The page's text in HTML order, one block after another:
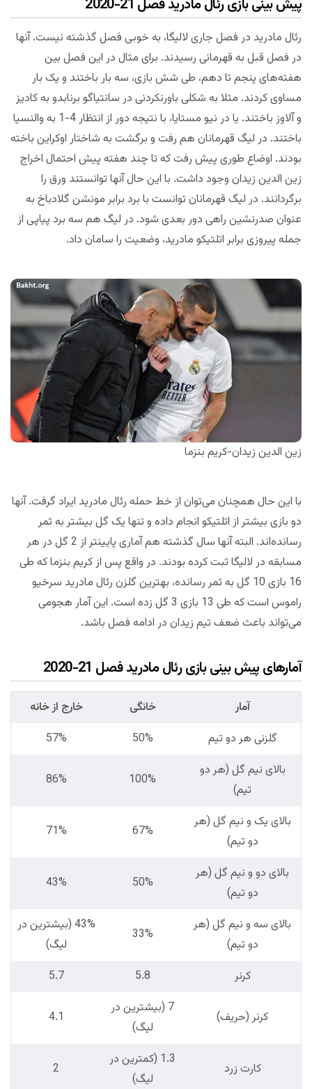
پیش بینی بازی رئال مادرید فصل 21-2020
رئال مادرید در فصل جاری لالیگا، به خوبی فصل گذشته نیست. آنها
در فصل قبل به قهرمانی رسیدند. برای مثال در این فصل بین
هفته‌های پنجم تا دهم، طی شش بازی، سه بار باختند و یک بار
مساوی کردند. مثلا به شکلی باورنکردنی در سانتیاگو برنابدو به کادیز
و آلاوز باختند. یا در نیو مستایا، با نتیجه دور از انتظار 4-1 به والنسیا
باختند. در لیگ قهرمانان هم رفت و برگشت به شاختار اوکراین باخته
بودند. اوضاع طوری پیش رفت که تا چند هفته پیش احتمال اخراج
زین الدین زیدان وجود داشت. با این حال آنها توانستند ورق را
برگردانند. در لیگ قهرمانان توانست با برد برابر مونشن گلادباخ به
عنوان صدرنشین راهی دور بعدی شود. در لیگ هم سه برد پیاپی از
جمله پیروزی برابر اتلتیکو مادرید، وضعیت را سامان داد.
زین الدین زیدان-کریم بنزما
با این حال همچنان می‌توان از خط حمله رئال مادرید ایراد گرفت. آنها
دو بازی بیشتر از اتلتیکو انجام داده و تنها یک گل بیشتر به ثمر
رسانده‌اند. البته آنها سال گذشته هم آماری پایینتر از 2 گل در هر
مسابقه در لالیگا ثبت کرده بودند. در واقع پس از کریم بنزما که طی
16 بازی 10 گل به ثمر رسانده، بهترین گلزن رئال مادرید سرخیو
راموس است که طی 13 بازی 3 گل زده است. این آمار هجومی
می‌تواند باعث ضعف تیم زیدان در ادامه فصل باشد.
آمارهای پیش بینی بازی رئال مادرید فصل 21-2020
آمار خانگی
خارج از خانه
گلزنی هر دو تیم
50%
57%
بالای نیم گل (هر دو
تیم)
100%
86%
بالای یک و نیم گل (هر
دو تیم)
67%
71%
بالای دو و نیم گل (هر
دو تیم)
50%
43%
بالای سه و نیم گل (هر
دو تیم)
33%
43% (بیشترین در
لیگ)
کرنر
5.8
5.7
کرنر (حریف)
7 (بیشترین در
لیگ)
4.1
کارت زرد
1.3 (کمترین در
لیگ)
2